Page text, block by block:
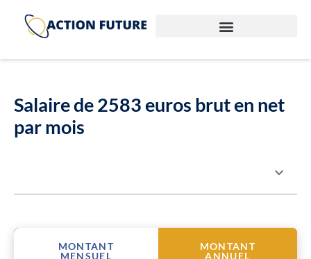
Salaire de 2583 euros brut en net
par mois
MONTANT
MENSUEL
MONTANT
ANNUEL